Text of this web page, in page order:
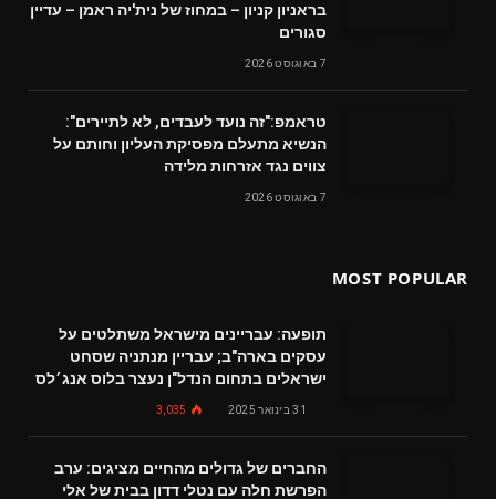
בראניון קניון – במחוז של נית'יה ראמן – עדיין
סגורים
7 באוגוסט 2026
טראמפ:"זה נועד לעבדים, לא לתיירים":
הנשיא מתעלם מפסיקת העליון וחותם על
צווים נגד אזרחות מלידה
7 באוגוסט 2026
MOST POPULAR
תופעה: עבריינים מישראל משתלטים על
עסקים בארה"ב; עבריין מנתניה שסחט
ישראלים בתחום הנדל"ן נעצר בלוס אנג׳לס
31 בינואר 2025 3,035
החברים של גדולים מהחיים מציגים: ערב
הפרשת חלה עם נטלי דדון בבית של אלי